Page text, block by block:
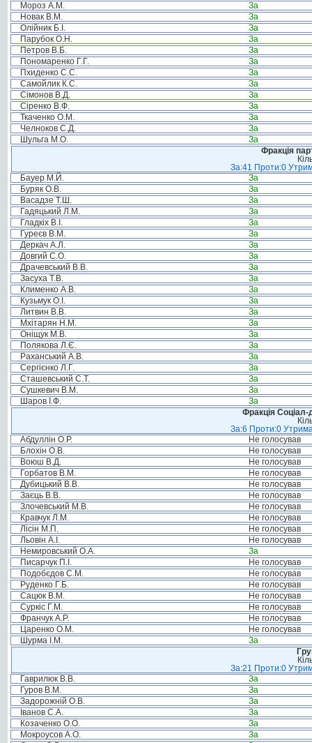
Мороз А.М.
За
Новак В.М.
За
Олійник Б.І.
За
Парубок О.Н.
За
Петров В.Б.
За
Пономаренко Г.Г.
За
Пхиденко С.С.
За
Самойлик К.С.
За
Сімонов В.Д.
За
Сіренко В.Ф.
За
Ткаченко О.М.
За
Челноков С.Д.
За
Шульга М.О.
За
Фракція
За:41 Проти:0
Бауер М.Й.
За
Буряк О.В.
За
Васадзе Т.Ш.
За
Гадяцький Л.М.
За
Гладкіх В.І.
За
Гуреєв В.М.
За
Деркач А.Л.
За
Довгий С.О.
За
Драчевський В.В.
За
Засуха Т.В.
За
Клименко А.В.
За
Кузьмук О.І.
За
Литвин В.В.
За
Мхітарян Н.М.
За
Оніщук М.В.
За
Полякова Л.Є.
За
Раханський А.В.
За
Сергієнко Л.Г.
За
Сташевський С.Т.
За
Сушкевич В.М.
За
Шаров І.Ф.
За
Фракція Соціал-
За:6 Проти:0
Абдуллін О.Р.
Не голосував
Блохін О.В.
Не голосував
Воюш В.Д.
Не голосував
Горбатов В.М.
Не голосував
Дубицький В.В.
Не голосував
Заєць В.В.
Не голосував
Злочевський М.В.
Не голосував
Кравчук Л.М.
Не голосував
Лісін М.П.
Не голосував
Льовін А.І.
Не голосував
Немировський О.А.
За
Писарчук П.І.
Не голосував
Подобєдов С.М.
Не голосував
Руденко Г.Б.
Не голосував
Сацюк В.М.
Не голосував
Суркіс Г.М.
Не голосував
Франчук А.Р.
Не голосував
Царенко О.М.
Не голосував
Шурма І.М.
За
За:21 Проти:0
Гаврилюк В.В.
За
Гуров В.М.
За
Задорожній О.В.
За
Іванов С.А.
За
Козаченко О.О.
За
Мокроусов А.О.
За